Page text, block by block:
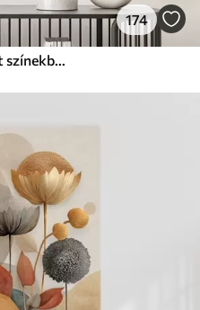
174
Stilizált ginkgólevelek nyugodt színekben